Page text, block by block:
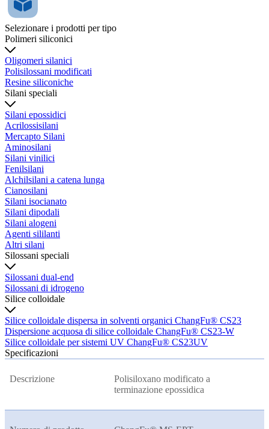
Selezionare i prodotti per tipo
Polimeri siliconici
Oligomeri silanici
Polisilossani modificati
Resine siliconiche
Silani speciali
Silani epossidici
Acrilossisilani
Mercapto Silani
Aminosilani
Silani vinilici
Fenilsilani
Alchilsilani a catena lunga
Cianosilani
Silani isocianato
Silani dipodali
Silani alogeni
Agenti sililanti
Altri silani
Silossani speciali
Silossani dual-end
Silossani di idrogeno
Silice colloidale
Silice colloidale dispersa in solventi organici ChangFu® CS23
Dispersione acquosa di silice colloidale ChangFu® CS23-W
Silice colloidale per sistemi UV ChangFu® CS23UV
Specificazioni
Descrizione
Polisiloxano modificato a
terminazione epossidica